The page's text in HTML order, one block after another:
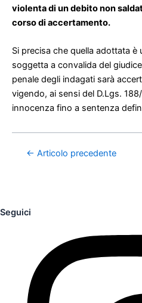
violenta di un debito non
corso di accertamento.
Si precisa che quella adottata è
soggetta a convalida del
penale degli indagati sarà
vigendo, ai sensi del D.Lgs.
innocenza fino a sentenza
← Articolo precedente
Seguici